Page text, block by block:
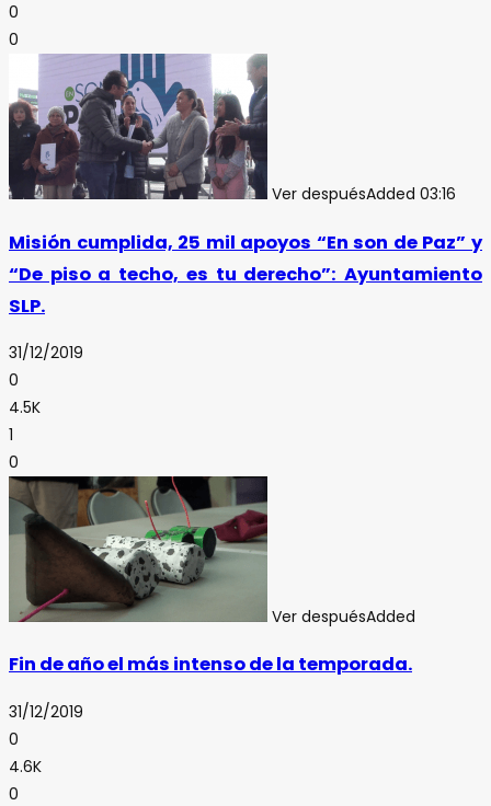
0
0
Ver despuésAdded 03:16
Misión cumplida, 25 mil apoyos “En son de Paz” y
“De piso a techo, es tu derecho”: Ayuntamiento
SLP.
31/12/2019
0
4.5K
1
0
Ver despuésAdded
Fin de año el más intenso de la temporada.
31/12/2019
0
4.6K
0